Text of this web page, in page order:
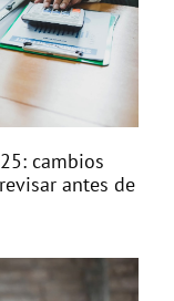
cambios
antes de